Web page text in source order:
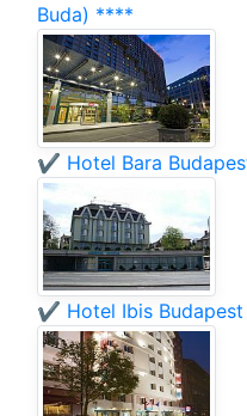
Buda) ****
✔️ Hotel Bara
✔️ Hotel Ibis